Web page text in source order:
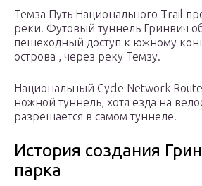
Темза Путь Национального Trail
реки. Футовый туннель Гринвич
пешеходный доступ к южному
острова , через реку Темзу.
Национальный Cycle Network
ножной туннель, хотя езда на
разрешается в самом туннеле.
История создания
парка